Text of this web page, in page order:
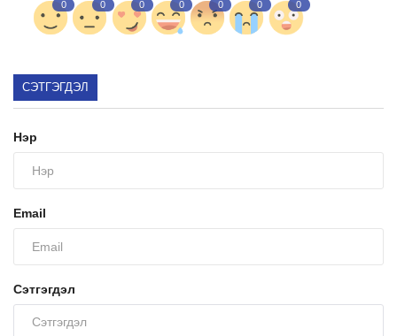
0 0 0 0 0 0 0
СЭТГЭГДЭЛ
Нэр
Email
Сэтгэгдэл